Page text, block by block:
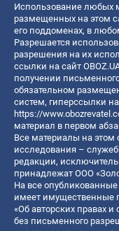
Использование любых
размещенных на этом
его поддоменах, в
Разрешается
разрешения на их
ссылки на сайт
получении
обязательном
систем, гиперссылки
https://
материал в первом
Все материалы на этом
исследования –
редакции,
принадлежат ООО
На все
имеет имущественные
«Об авторских правах
без письменного